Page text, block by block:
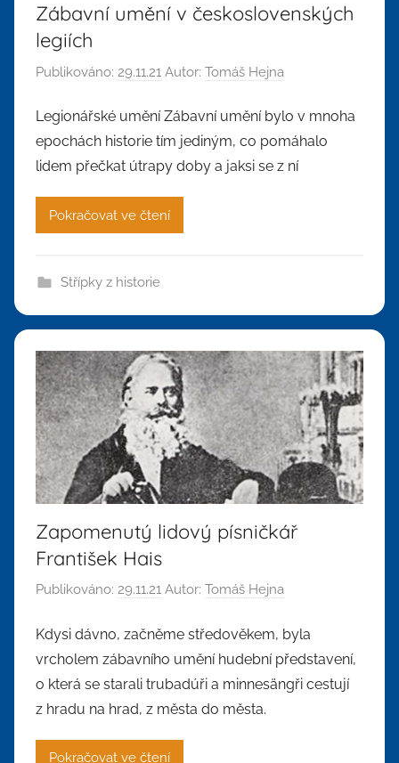
Zábavní umění v československých
legiích
Publikováno: 29.11.21 Autor: Tomáš Hejna
Legionářské umění Zábavní umění bylo v mnoha
epochách historie tím jediným, co pomáhalo
lidem přečkat útrapy doby a jaksi se z ní
Pokračovat ve čtení
Střípky z historie
Zapomenutý lidový písničkář
František Hais
Publikováno: 29.11.21 Autor: Tomáš Hejna
Kdysi dávno, začněme středověkem, byla
vrcholem zábavního umění hudební představení,
o která se starali trubadúři a minnesängři cestují
z hradu na hrad, z města do města.
Pokračovat ve čtení